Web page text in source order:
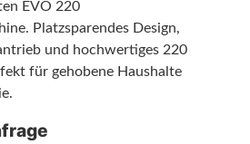
EVO 220
Platzsparendes Design,
und hochwertiges 220
für gehobene Haushalte